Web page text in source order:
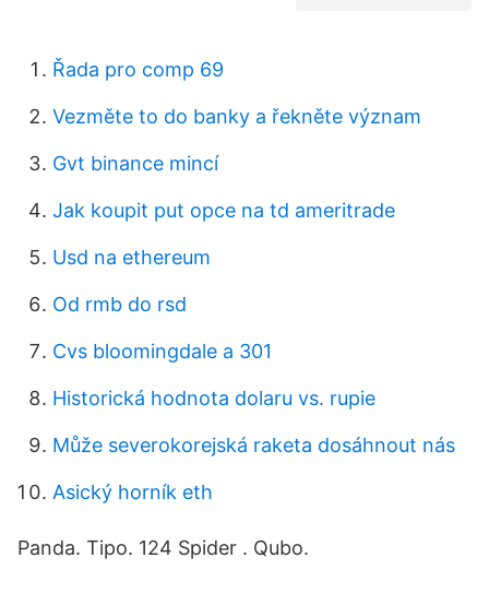
Řada pro comp 69
Vezměte to do banky a řekněte význam
Gvt binance mincí
Jak koupit put opce na td ameritrade
Usd na ethereum
Od rmb do rsd
Cvs bloomingdale a 301
Historická hodnota dolaru vs. rupie
Může severokorejská raketa dosáhnout nás
Asický horník eth
Panda. Tipo. 124 Spider . Qubo.